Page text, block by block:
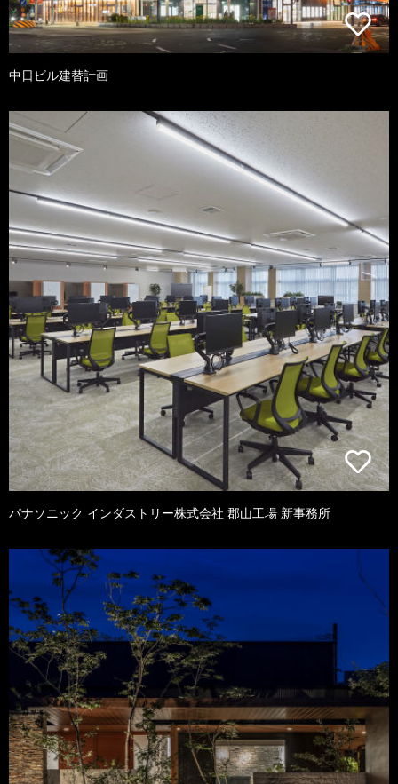
中日ビル建替計画
パナソニック インダストリー株式会社 郡山工場 新事務所